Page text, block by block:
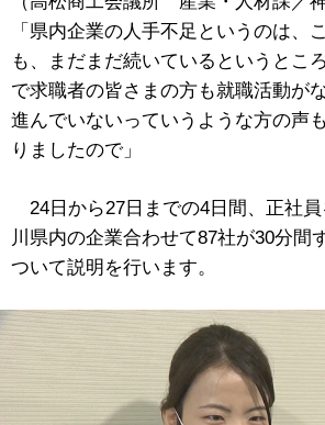
「県内企業の人手不足というのは、
も、まだまだ続いているというとこ
で求職者の皆さまの方も就職活動が
進んでいないっていうような方の声
りましたので」
24日から27日までの4日間、正社
川県内の企業合わせて87社が30分間
ついて説明を行います。